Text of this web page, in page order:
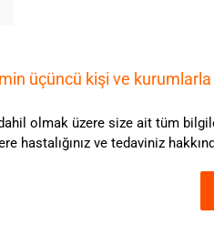
üçüncü kişi ve
olmak üzere size ait tüm
hastalığınız ve tedaviniz